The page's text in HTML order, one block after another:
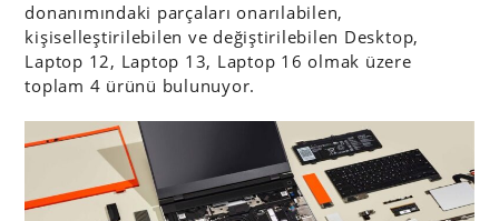
donanımındaki parçaları onarılabilen,
kişiselleştirilebilen ve değiştirilebilen Desktop,
Laptop 12, Laptop 13, Laptop 16 olmak üzere
toplam 4 ürünü bulunuyor.